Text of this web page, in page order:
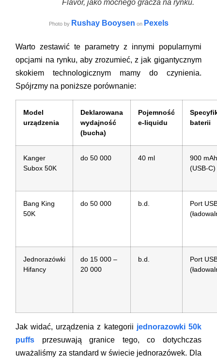
Flavor, jako mocnego gracza na rynku.
Photo by Rushay Booysen on Pexels
Warto zestawić te parametry z innymi popularnymi
opcjami na rynku, aby zrozumieć, z jak gigantycznym
skokiem technologicznym mamy do czynienia.
Spójrzmy na poniższe porównanie:
Model
urządzenia
Deklarowana
wydajność
(bucha)
Pojemność
e-liquidu
baterii
Kanger
Subox 50K
do 50 000 40 ml
900
(USB-C)
Bang King
50K
do 50 000 b.d.
Port
Jednorazówki
Hifancy
do 15 000 –
20 000
b.d.
Port
Jak widać, urządzenia z kategorii jednorazowki 50k
puffs przesuwają granice tego, co dotychczas
uważaliśmy za standard w świecie jednorazówek. Dla